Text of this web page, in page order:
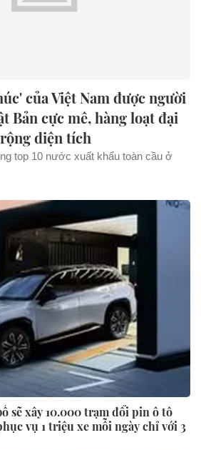
của Việt Nam được người
Bản cực mê, hàng loạt đại
diện tích
top 10 nước xuất khẩu toàn cầu ở
sẽ xây 10.000 trạm đổi pin ô tô
vụ 1 triệu xe mỗi ngày chỉ với 3